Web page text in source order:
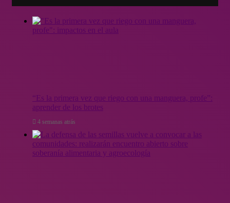
“Es la primera vez que riego con una manguera, profe”:
aprender de los brotes
4 semanas atrás